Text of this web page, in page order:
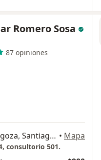
Romero Sosa
87 opiniones
Calle Privada Ignacio Zaragoza, Santiago de Querétaro • Mapa
consultorio 501.